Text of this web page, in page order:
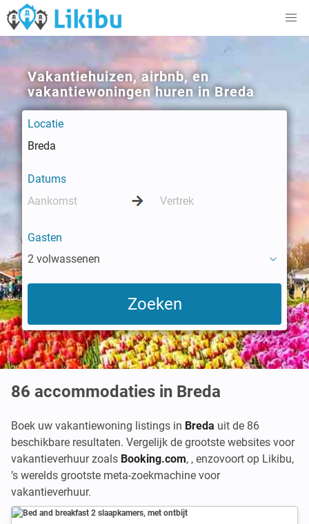
Vakantiehuizen, airbnb, en
vakantiewoningen huren in Breda
Locatie
Datums
Gasten
2 volwassenen
86 accommodaties in Breda
Boek uw vakantiewoning listings in Breda uit de 86
beschikbare resultaten. Vergelijk de grootste websites voor
vakantieverhuur zoals Booking.com, , enzovoort op Likibu,
’s werelds grootste meta-zoekmachine voor
vakantieverhuur.